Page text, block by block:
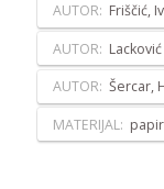
AUTOR: Friščić,
AUTOR:
AUTOR: Šercar,
MATERIJAL: papir